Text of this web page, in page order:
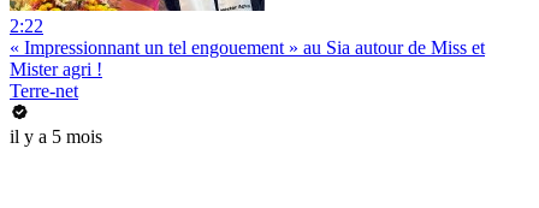
2:22
« Impressionnant un tel engouement » au Sia autour de Miss et
Mister agri !
Terre-net
il y a 5 mois